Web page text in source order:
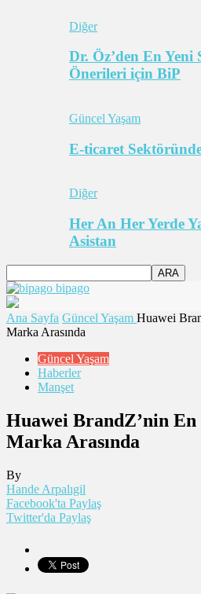
Diğer
Dr. Öz’den En Yeni
Önerileri için BiP
Güncel Yaşam
E-ticaret
Diğer
Her An Her Yerde
Asistan
bipago
Ana Sayfa Güncel Yaşam Huawei
Marka Arasında
Güncel Yaşam
Haberler
Manşet
Huawei BrandZ’nin En
Marka Arasında
By
Hande Arpalıgil
Facebook'ta Paylaş
Twitter'da Paylaş